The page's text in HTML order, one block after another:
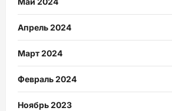
Апрель 2024
Март 2024
Февраль 2024
Ноябрь 2023